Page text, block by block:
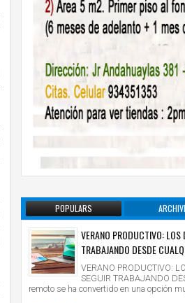
POPULARS
VERANO PRODUCTIVO:
TRABAJANDO DESDE
VERANO PRODUCTIVO:
SEGUIR TRABAJANDO
remoto se ha convertido en una opción